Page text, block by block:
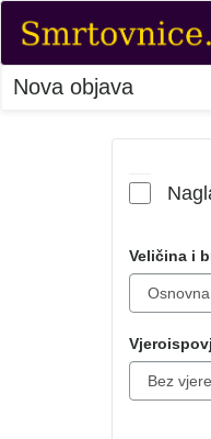
Nova objava
Veličina i